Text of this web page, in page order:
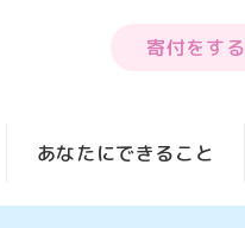
寄付をする
あなたにできること